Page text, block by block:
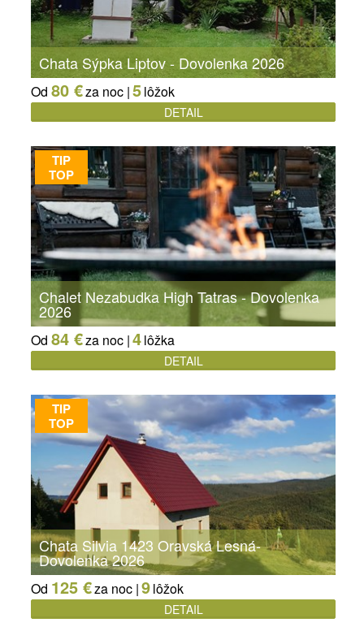
Chata Sýpka Liptov - Dovolenka 2026
Od 80 €za noc |5lôžok
DETAIL
TIP
TOP
Chalet Nezabudka High Tatras - Dovolenka
2026
Od 84 €za noc |4lôžka
DETAIL
TIP
TOP
Chata Silvia 1423 Oravská Lesná-
Dovolenka 2026
Od 125 €za noc |9lôžok
DETAIL